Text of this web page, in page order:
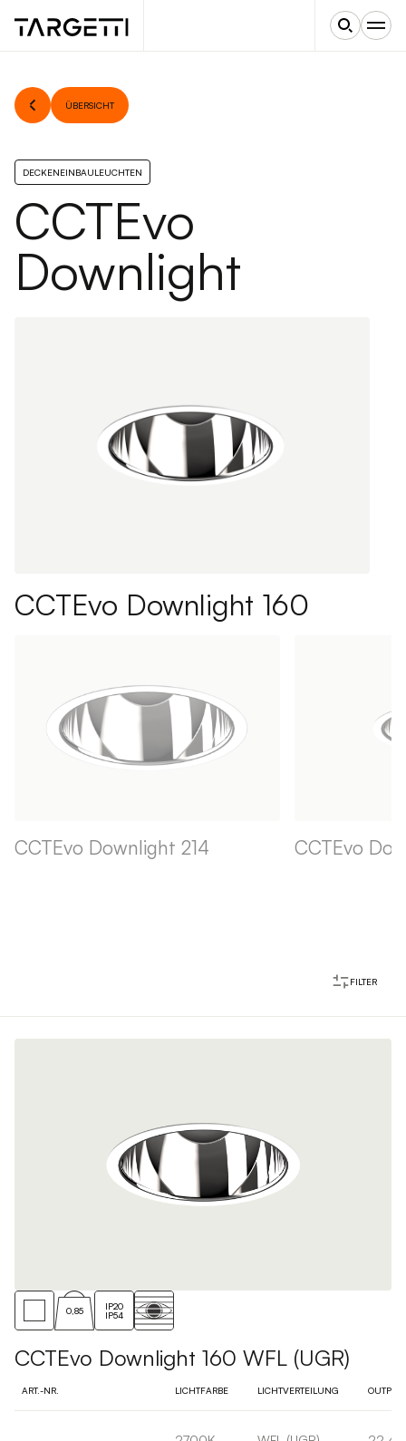
ÜBERSICHT
DECKENEINBAULEUCHTEN
CCTEvo
Downlight
CCTEvo Downlight 160
CCTEvo Downlight 214 CCTEvo
FILTER
0,85
IP20
IP54
CCTEvo Downlight 160 WFL (UGR)
ART.-NR. LICHTFARBE LICHTVERTEILUNG OUTPUT